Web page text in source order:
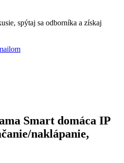
spýtaj sa odborníka a získaj
Smart domáca IP
naklápanie,